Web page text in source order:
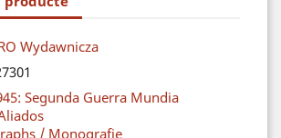
Wydawnicza
Segunda Guerra Mundia
/ Monografie